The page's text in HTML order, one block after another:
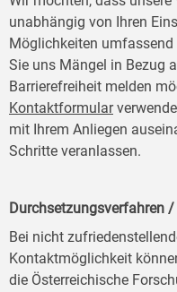
unabhängig von Ihren
Möglichkeiten
Sie uns Mängel in Bezug
Barrierefreiheit melden
Kontaktformular
mit Ihrem Anliegen
Schritte veranlassen.
Durchsetzungsverfahren
Bei nicht
Kontaktmöglichkeit
die Österreichische